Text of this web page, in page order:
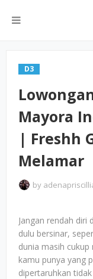
D3
Mayora
| Freshh
Melamar
by
Jangan rendah diri
dulu bersinar,
dunia masih
kamu punya yang
dipertaruhkan